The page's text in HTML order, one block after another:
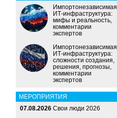
Импортонезависимая
ИТ-инфраструктура:
мифы и реальность,
комментарии
экспертов
Импортонезависимая
ИТ-инфраструктура:
сложности создания,
решения, прогнозы,
комментарии
экспертов
МЕРОПРИЯТИЯ
07.08.2026 Свои люди 2026